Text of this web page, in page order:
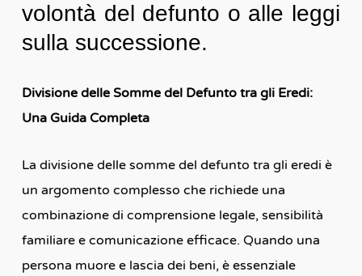
volontà del defunto o alle leggi
sulla successione.
Divisione delle Somme del Defunto tra gli Eredi:
Una Guida Completa
La divisione delle somme del defunto tra gli eredi è
un argomento complesso che richiede una
combinazione di comprensione legale, sensibilità
familiare e comunicazione efficace. Quando una
persona muore e lascia dei beni, è essenziale